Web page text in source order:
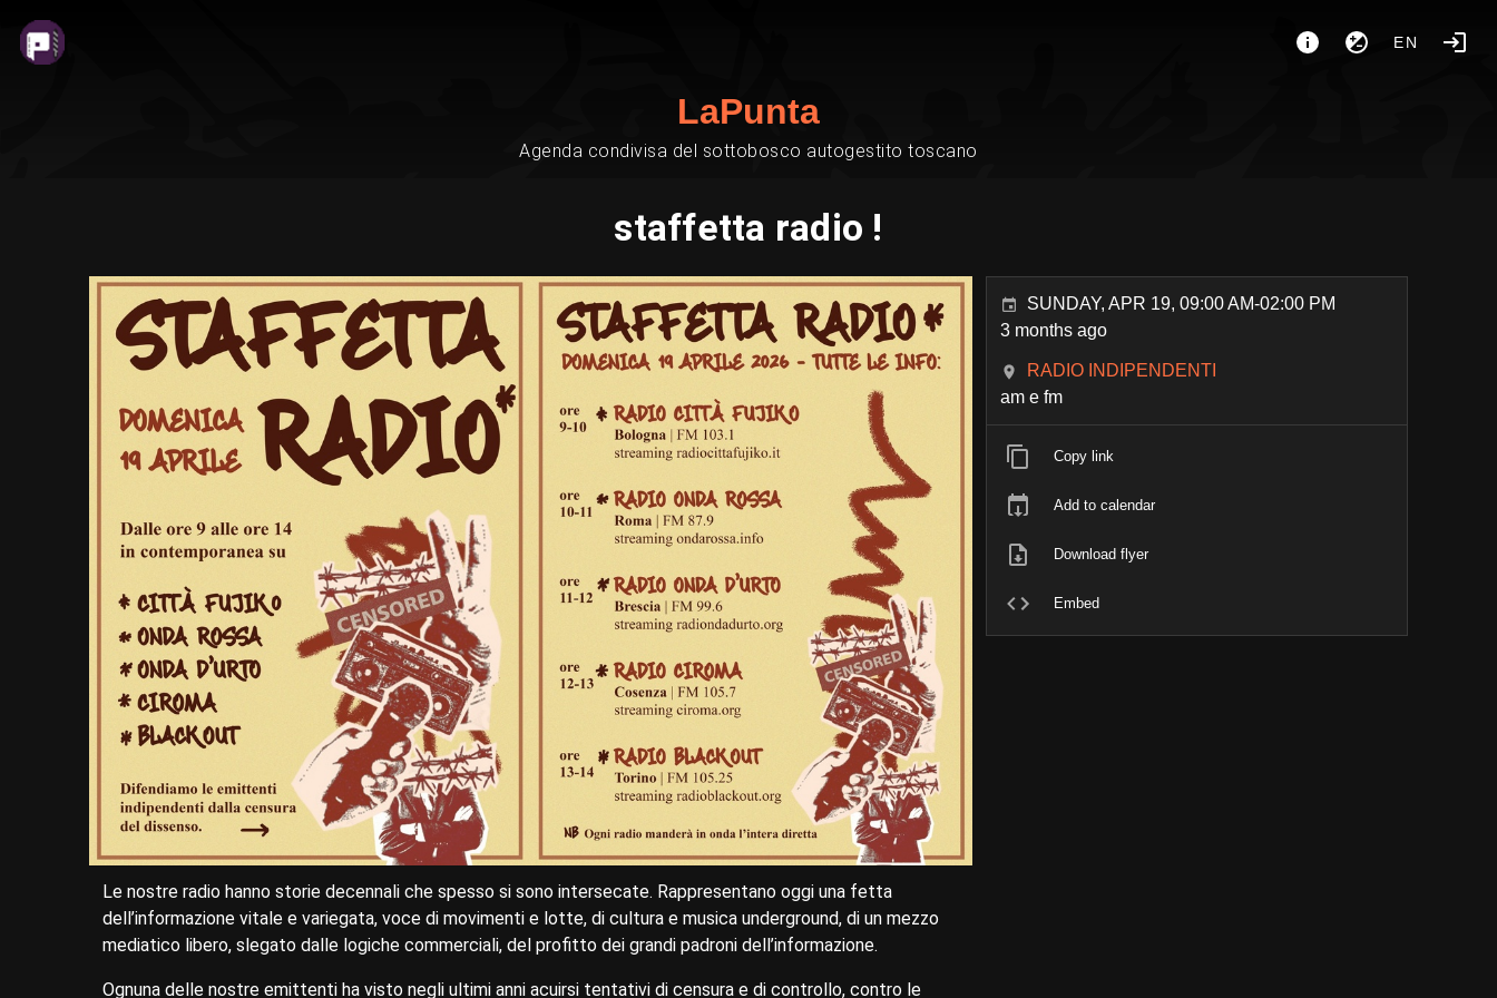
EN
LaPunta
Agenda condivisa del sottobosco autogestito toscano
staffetta radio !
Le nostre radio hanno storie decennali che spesso si sono intersecate. Rappresentano oggi una fetta
dell’informazione vitale e variegata, voce di movimenti e lotte, di cultura e musica underground, di un mezzo
mediatico libero, slegato dalle logiche commerciali, del profitto dei grandi padroni dell’informazione.
Ognuna delle nostre emittenti ha visto negli ultimi anni acuirsi tentativi di censura e di controllo, contro le
SUNDAY, APR 19, 09:00 AM-02:00 PM
3 months ago
RADIO INDIPENDENTI
am e fm
Copy link
Add to calendar
Download flyer
Embed